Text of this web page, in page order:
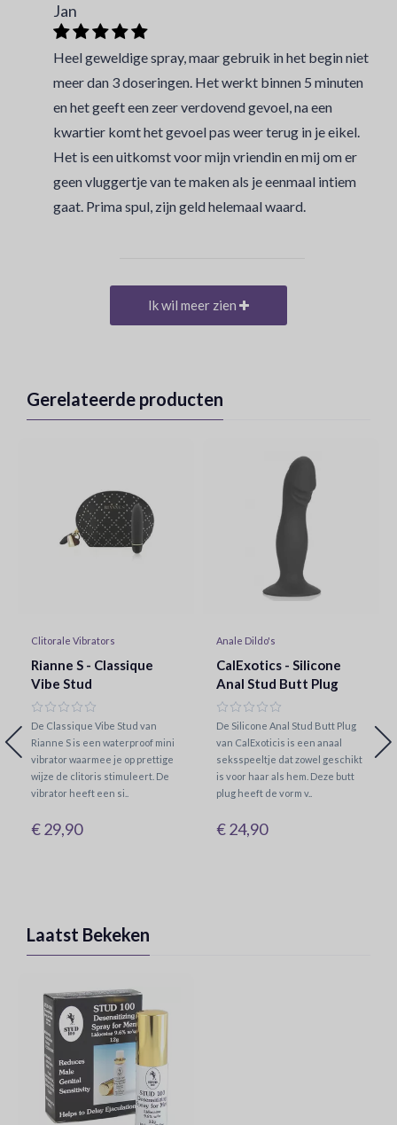
Jan
Heel geweldige spray, maar gebruik in het begin niet
meer dan 3 doseringen. Het werkt binnen 5 minuten
en het geeft een zeer verdovend gevoel, na een
kwartier komt het gevoel pas weer terug in je eikel.
Het is een uitkomst voor mijn vriendin en mij om er
geen vluggertje van te maken als je eenmaal intiem
gaat. Prima spul, zijn geld helemaal waard.
Ik wil meer zien
Gerelateerde producten
Clitorale Vibrators
Rianne S - Classique
Vibe Stud
De Classique Vibe Stud van
Rianne S is een waterproof mini
vibrator waarmee je op prettige
wijze de clitoris stimuleert. De
vibrator heeft een si..
€ 29,90
Anale Dildo's
CalExotics - Silicone
Anal Stud Butt Plug
De Silicone Anal Stud Butt Plug
van CalExoticis is een anaal
seksspeeltje dat zowel geschikt
is voor haar als hem. Deze butt
plug heeft de vorm v..
€ 24,90
Laatst Bekeken